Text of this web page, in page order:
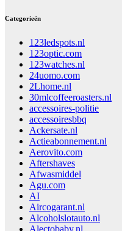
Categorieën
123ledspots.nl
123optic.com
123watches.nl
24uomo.com
2Lhome.nl
30mlcoffeeroasters.nl
accessoires-politie
accessoiresbbq
Ackersate.nl
Actieabonnement.nl
Aerovito.com
Aftershaves
Afwasmiddel
Agu.com
AI
Aircogarant.nl
Alcoholslotauto.nl
Alectobaby.nl